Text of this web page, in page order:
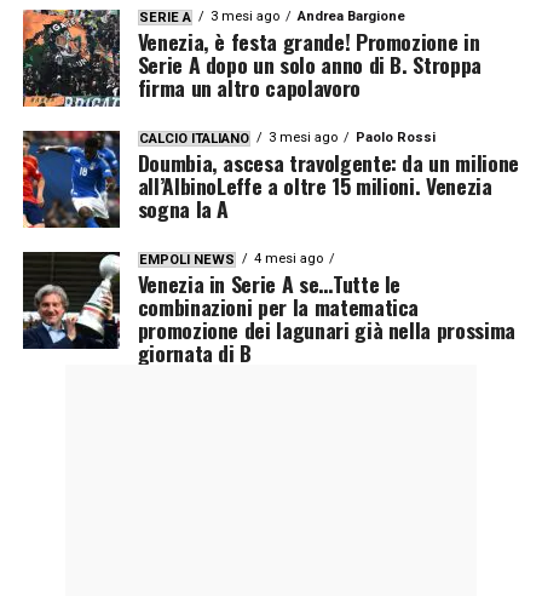
SERIE A 3 mesi ago Andrea Bargione
Venezia, è festa grande! Promozione in
Serie A dopo un solo anno di B. Stroppa
firma un altro capolavoro
CALCIO ITALIANO 3 mesi ago Paolo Rossi
Doumbia, ascesa travolgente: da un milione
all’AlbinoLeffe a oltre 15 milioni. Venezia
sogna la A
EMPOLI NEWS 4 mesi ago
Venezia in Serie A se…Tutte le
combinazioni per la matematica
promozione dei lagunari già nella prossima
giornata di B